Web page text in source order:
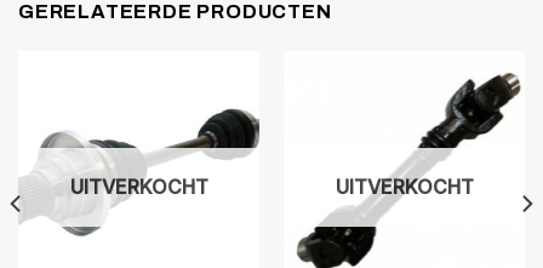
GERELATEERDE PRODUCTEN
UITVERKOCHT UITVERKOCHT